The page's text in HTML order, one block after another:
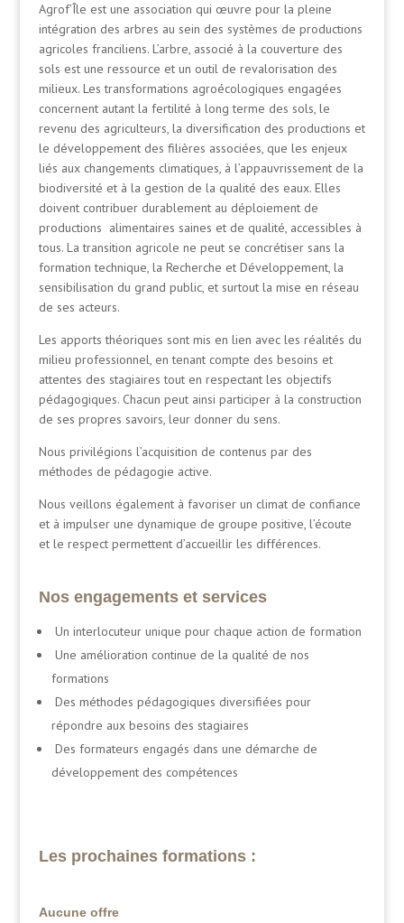
Agrof’Île est une association qui œuvre pour la pleine
intégration des arbres au sein des systèmes de productions
agricoles franciliens. L’arbre, associé à la couverture des
sols est une ressource et un outil de revalorisation des
milieux. Les transformations agroécologiques engagées
concernent autant la fertilité à long terme des sols, le
revenu des agriculteurs, la diversification des productions et
le développement des filières associées, que les enjeux
liés aux changements climatiques, à l’appauvrissement de la
biodiversité et à la gestion de la qualité des eaux. Elles
doivent contribuer durablement au déploiement de
productions alimentaires saines et de qualité, accessibles à
tous. La transition agricole ne peut se concrétiser sans la
formation technique, la Recherche et Développement, la
sensibilisation du grand public, et surtout la mise en réseau
de ses acteurs.
Les apports théoriques sont mis en lien avec les réalités du
milieu professionnel, en tenant compte des besoins et
attentes des stagiaires tout en respectant les objectifs
pédagogiques. Chacun peut ainsi participer à la construction
de ses propres savoirs, leur donner du sens.
Nous privilégions l’acquisition de contenus par des
méthodes de pédagogie active.
Nous veillons également à favoriser un climat de confiance
et à impulser une dynamique de groupe positive, l’écoute
et le respect permettent d’accueillir les différences.
Nos engagements et services
Un interlocuteur unique pour chaque action de formation
Une amélioration continue de la qualité de nos
formations
Des méthodes pédagogiques diversifiées pour
répondre aux besoins des stagiaires
Des formateurs engagés dans une démarche de
développement des compétences
Les prochaines formations :
Aucune offre